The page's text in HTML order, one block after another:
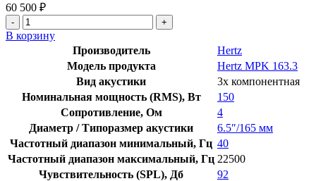
60 500 ₽
Количество
товара
Hertz
В корзину
Производитель
Hertz
Модель продукта
Hertz MPK 163.3
Вид акустики
3х компонентная
Номинальная мощность (RMS), Вт
150
Сопротивление, Ом
4
Диаметр / Типоразмер акустики
6.5″/165 мм
Частотный диапазон минимальный, Гц 40
Частотный диапазон максимальный, Гц 22500
Чувствительность (SPL), Дб
92